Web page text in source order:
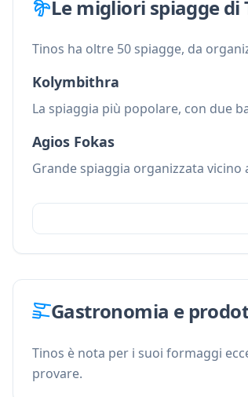
Le migliori spiagge di
Tinos ha oltre 50 spiagge, da
Kolymbithra
La spiaggia più popolare, con due
Agios Fokas
Grande spiaggia organizzata
Gastronomia e
Tinos è nota per i suoi formaggi
provare.